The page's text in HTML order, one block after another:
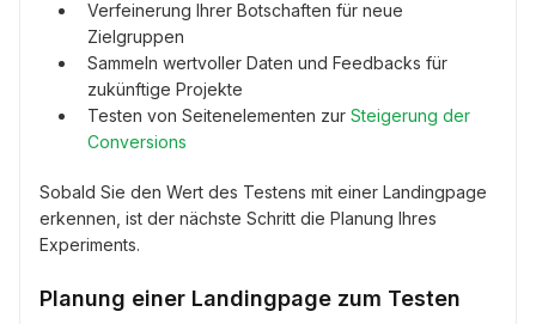
Verfeinerung Ihrer Botschaften für neue
Zielgruppen
Sammeln wertvoller Daten und Feedbacks für
zukünftige Projekte
Testen von Seitenelementen zur Steigerung der
Conversions
Sobald Sie den Wert des Testens mit einer Landingpage
erkennen, ist der nächste Schritt die Planung Ihres
Experiments.
Planung einer Landingpage zum Testen